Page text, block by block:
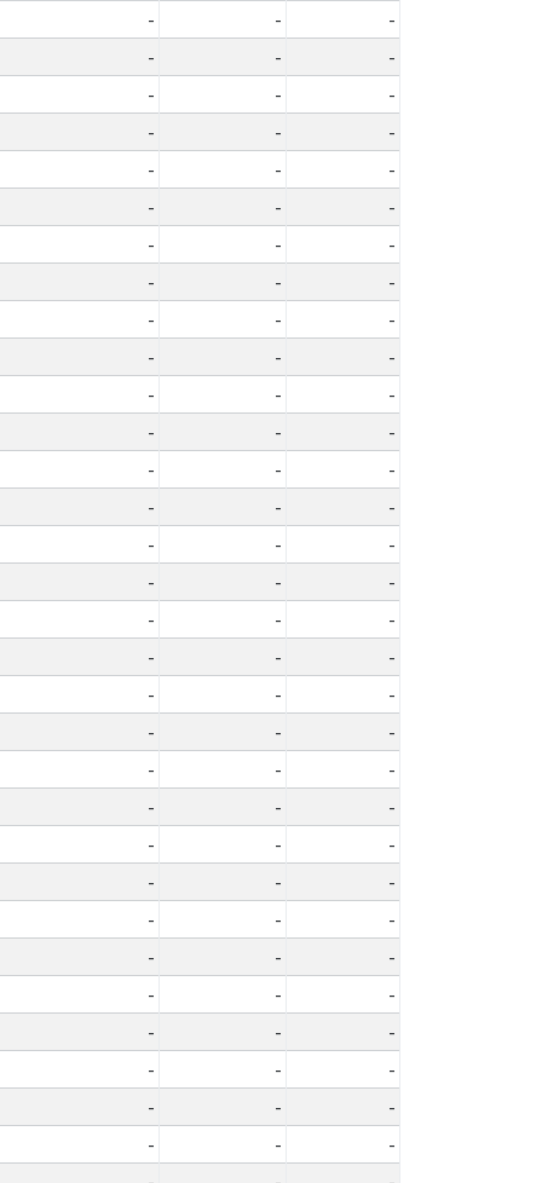
- -
-
- -
-
- -
-
- -
-
- -
-
- -
-
- -
-
- -
-
- -
-
- -
-
- -
-
- -
-
- -
-
- -
-
- -
-
- -
-
- -
-
- -
-
- -
-
- -
-
- -
-
- -
-
- -
-
- -
-
- -
-
- -
-
- -
-
- -
-
- -
-
- -
-
- -
-